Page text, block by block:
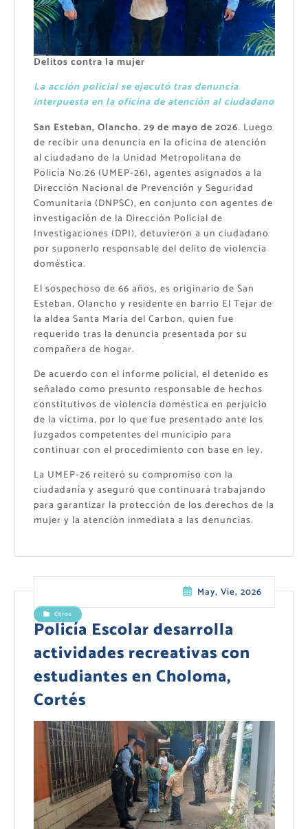
Delitos contra la mujer
La acción policial se ejecutó tras denuncia
interpuesta en la oficina de atención al ciudadano
San Esteban, Olancho. 29 de mayo de 2026. Luego
de recibir una denuncia en la oficina de atención
al ciudadano de la Unidad Metropolitana de
Policía No.26 (UMEP-26), agentes asignados a la
Dirección Nacional de Prevención y Seguridad
Comunitaria (DNPSC), en conjunto con agentes de
investigación de la Dirección Policial de
Investigaciones (DPI), detuvieron a un ciudadano
por suponerlo responsable del delito de violencia
doméstica.
El sospechoso de 66 años, es originario de San
Esteban, Olancho y residente en barrio El Tejar de
la aldea Santa María del Carbon, quien fue
requerido tras la denuncia presentada por su
compañera de hogar.
De acuerdo con el informe policial, el detenido es
señalado como presunto responsable de hechos
constitutivos de violencia doméstica en perjuicio
de la víctima, por lo que fue presentado ante los
Juzgados competentes del municipio para
continuar con el procedimiento con base en ley.
La UMEP-26 reiteró su compromiso con la
ciudadanía y aseguró que continuará trabajando
para garantizar la protección de los derechos de la
mujer y la atención inmediata a las denuncias.
May, Vie, 2026
Otros
Policía Escolar desarrolla
actividades recreativas con
estudiantes en Choloma,
Cortés